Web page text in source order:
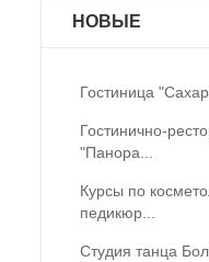
НОВЫЕ
Гостиница
Гостинично-
"Панора...
Курсы по
педикюр...
Студия танца